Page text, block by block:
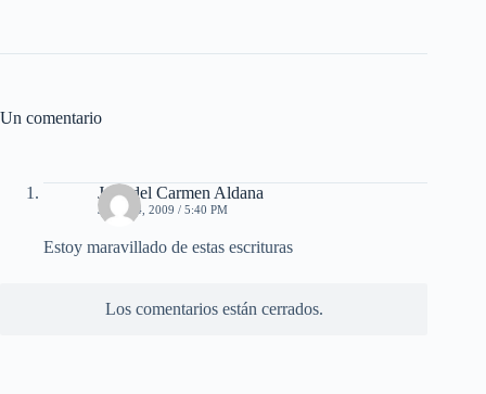
Un comentario
José del Carmen Aldana
JUNIO 4, 2009 / 5:40 PM
Estoy maravillado de estas escrituras
Los comentarios están cerrados.